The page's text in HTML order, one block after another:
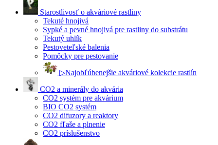
Starostlivosť o akváriové rastliny
Tekuté hnojivá
Sypké a pevné hnojivá pre rastliny do substrátu
Tekutý uhlík
Pestoveteľské balenia
Pomôcky pre pestovanie
▷Najobľúbenejšie akváriové kolekcie rastlín
CO2 a minerály do akvária
CO2 systém pre akvárium
BIO CO2 systém
CO2 difuzory a reaktory
CO2 fľaše a plnenie
CO2 príslušenstvo